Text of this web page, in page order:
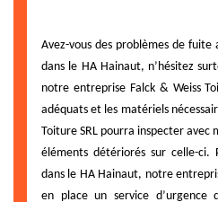
Avez-vous des problèmes de
dans le HA Hainaut, n’hésitez
notre entreprise Falck & Weiss
adéquats et les matériels
Toiture SRL pourra inspecter
éléments détériorés sur celle-
dans le HA Hainaut, notre
en place un service